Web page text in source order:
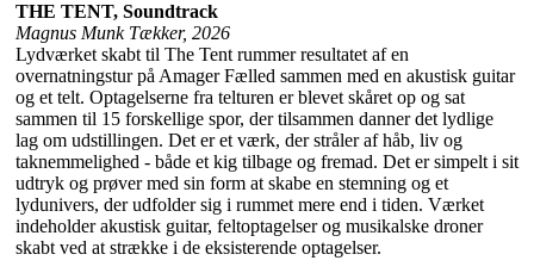
THE TENT, Soundtrack
Magnus Munk Tækker, 2026
Lydværket skabt til The Tent rummer resultatet af en
overnatningstur på Amager Fælled sammen med en akustisk guitar
og et telt. Optagelserne fra telturen er blevet skåret op og sat
sammen til 15 forskellige spor, der tilsammen danner det lydlige
lag om udstillingen. Det er et værk, der stråler af håb, liv og
taknemmelighed - både et kig tilbage og fremad. Det er simpelt i sit
udtryk og prøver med sin form at skabe en stemning og et
lydunivers, der udfolder sig i rummet mere end i tiden. Værket
indeholder akustisk guitar, feltoptagelser og musikalske droner
skabt ved at strække i de eksisterende optagelser.